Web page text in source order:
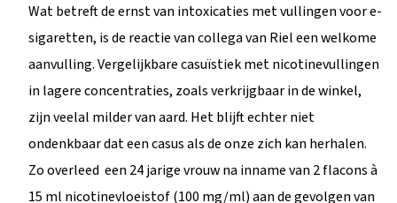
Wat betreft de ernst van intoxicaties met vullingen voor e-
sigaretten, is de reactie van collega van Riel een welkome
aanvulling. Vergelijkbare casuïstiek met nicotinevullingen
in lagere concentraties, zoals verkrijgbaar in de winkel,
zijn veelal milder van aard. Het blijft echter niet
ondenkbaar dat een casus als de onze zich kan herhalen.
Zo overleed een 24 jarige vrouw na inname van 2 flacons à
15 ml nicotinevloeistof (100 mg/ml) aan de gevolgen van